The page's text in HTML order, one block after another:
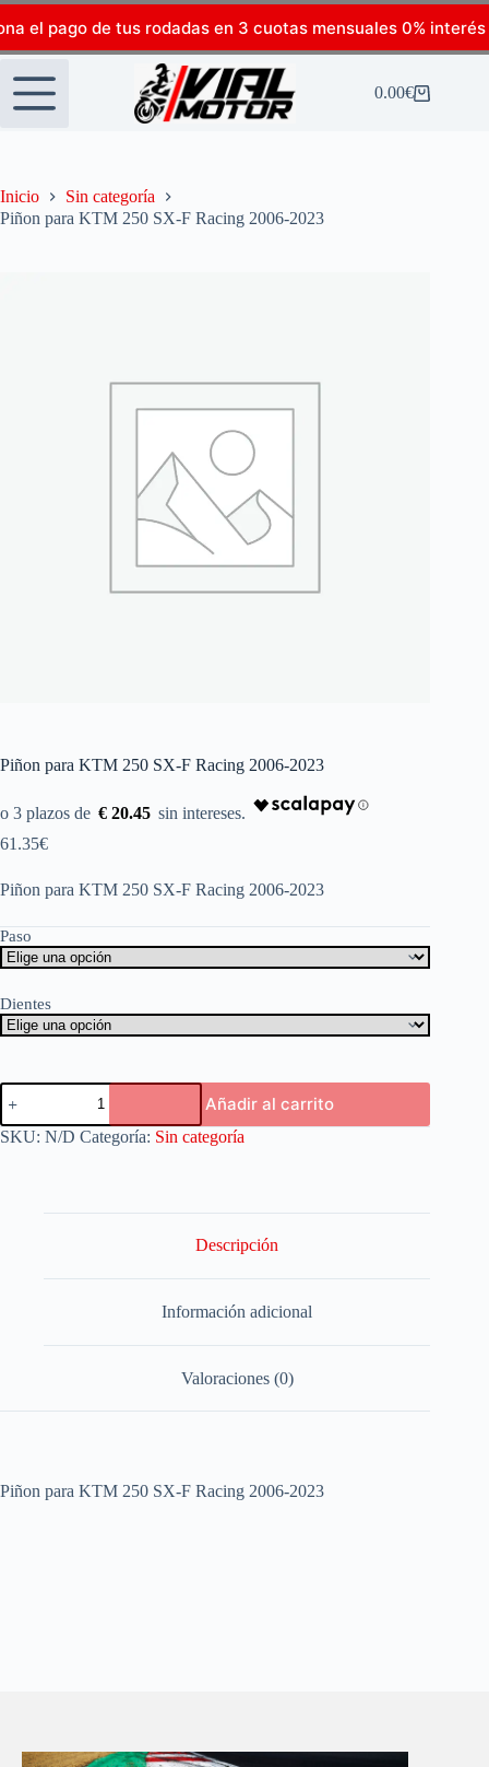
el pago de tus rodadas en 3 cuotas mensuales 0% interés
0.00€
Inicio
Sin categoría
Piñon para KTM 250 SX-F Racing 2006-2023
Piñon para KTM 250 SX-F Racing 2006-2023
€ 20.45
61.35€
Piñon para KTM 250 SX-F Racing 2006-2023
Paso
Dientes
Añadir al carrito
SKU: N/D Categoría: Sin categoría
Descripción
Información adicional
Valoraciones (0)
Piñon para KTM 250 SX-F Racing 2006-2023